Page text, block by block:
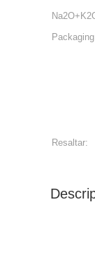
Resaltar: